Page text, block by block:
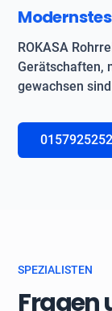
ROKASA
Gerätschaften,
gewachsen
SPEZIALISTEN
Fragen